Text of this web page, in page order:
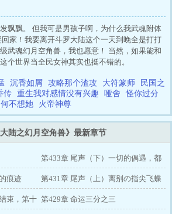
飘飘。 但我可是男孩子啊，为什么我武魂附体
家！我要离开斗罗大陆这个一天到晚全是打打
武魂幻月空角兽，我也愿意！ 当然，如果能和
个世界当全民女神其实也挺不错的。
沉香如屑 攻略那个渣攻 大符篆师
民国之
传 重生我对感情没有兴趣 哑舍
怪你过分
不想她 火帝神尊
大陆之幻月空角兽》最新章节
第433章 尾声（下）一切的偶遇，都
是久别重逢
痕迹 第431章 尾声（上）离别の指尖飞蝶
束，第十 第429章 命运三分之三